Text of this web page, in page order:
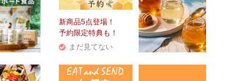
新商品5点登場！
予約限定特典も！
まだ見てない